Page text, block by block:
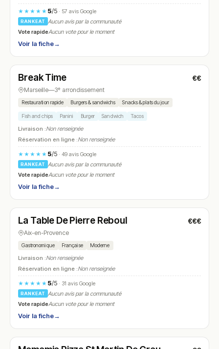
★★★★★ 5/5· 57 avis Google
RANKEAT
Aucun avis par la communauté
Vote rapideAucun vote pour le moment
Voir la fiche→
N° 26
Break Time €€
Marseille—3ᵉ arrondissement
Restauration rapide Burgers & sandwichs Snacks & plats du jour
Fish and chips Panini Burger Sandwich Tacos
Livraison :Non renseignée
Réservation en ligne :Non renseignée
★★★★★ 5/5· 49 avis Google
RANKEAT
Aucun avis par la communauté
Vote rapideAucun vote pour le moment
Voir la fiche→
N° 27
La Table De Pierre Reboul €€€
Aix-en-Provence
Gastronomique Française Moderne
Livraison :Non renseignée
Réservation en ligne :Non renseignée
★★★★★ 5/5· 31 avis Google
RANKEAT
Aucun avis par la communauté
Vote rapideAucun vote pour le moment
Voir la fiche→